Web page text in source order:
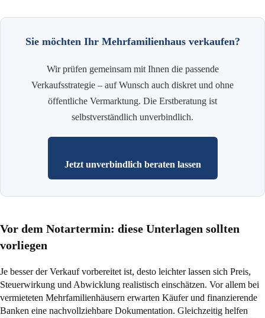
Sie möchten Ihr Mehrfamilienhaus verkaufen?
Wir prüfen gemeinsam mit Ihnen die passende
Verkaufsstrategie – auf Wunsch auch diskret und ohne
öffentliche Vermarktung. Die Erstberatung ist
selbstverständlich unverbindlich.
Jetzt unverbindlich beraten lassen
Vor dem Notartermin: diese Unterlagen sollten
vorliegen
Je besser der Verkauf vorbereitet ist, desto leichter lassen sich Preis,
Steuerwirkung und Abwicklung realistisch einschätzen. Vor allem bei
vermieteten Mehrfamilienhäusern erwarten Käufer und finanzierende
Banken eine nachvollziehbare Dokumentation. Gleichzeitig helfen